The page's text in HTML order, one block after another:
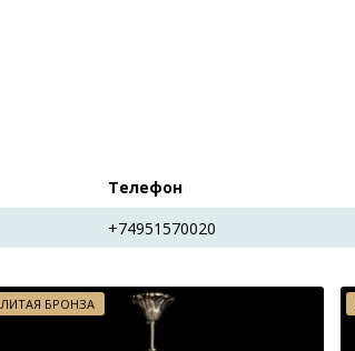
Телефон
+74951570020
ЛИТАЯ БРОНЗА